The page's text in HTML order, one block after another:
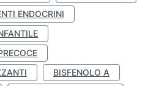
ENDOCRINI
BISFENOLO A